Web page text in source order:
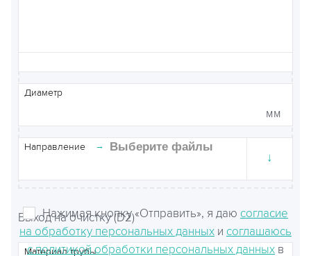
Диаметр
мм
↓
Направление
Выход на очистку (D2)
Материал трубы
Чтобы прикрепить файлы, перетащите
→ Выберите файлы
Нажимая кнопку «Отправить», я даю согласие
на обработку персональных данных и соглашаюсь
с политикой обработки персональных данных в